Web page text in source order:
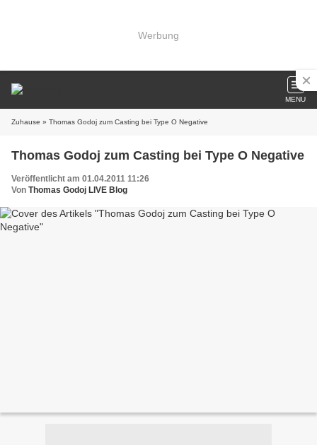
Werbung
MENU
Zuhause » Thomas Godoj zum Casting bei Type O Negative
Thomas Godoj zum Casting bei Type O Negative
Veröffentlicht am 01.04.2011 11:26
Von Thomas Godoj LIVE Blog